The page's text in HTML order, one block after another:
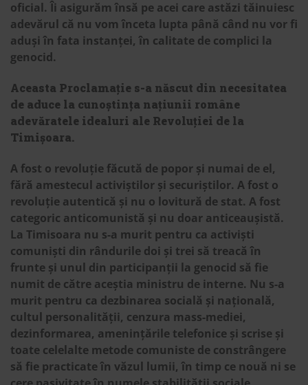
oficial. Îi asigurăm însă pe acei care astăzi tăinuiesc
adevărul că nu vom înceta lupta până când nu vor fi
aduși în fata instanței, în calitate de complici la
genocid.
Aceasta Proclamație s-a născut din necesitatea
de aduce la cunoștința națiunii române
adevăratele idealuri ale Revoluției de la
Timișoara.
A fost o revoluție făcută de popor și numai de el,
fără amestecul activiștilor și securiștilor. A fost o
revoluție autentică și nu o lovitură de stat. A fost
categoric anticomunistă și nu doar anticeaușistă.
La Timisoara nu s-a murit pentru ca activiști
comuniști din rândurile doi și trei să treacă în
frunte și unul din participanții la genocid să fie
numit de către aceștia ministru de interne. Nu s-a
murit pentru ca dezbinarea socială și națională,
cultul personalității, cenzura mass-mediei,
dezinformarea, amenințările telefonice și scrise și
toate celelalte metode comuniste de constrângere
să fie practicate în văzul lumii, în timp ce nouă ni se